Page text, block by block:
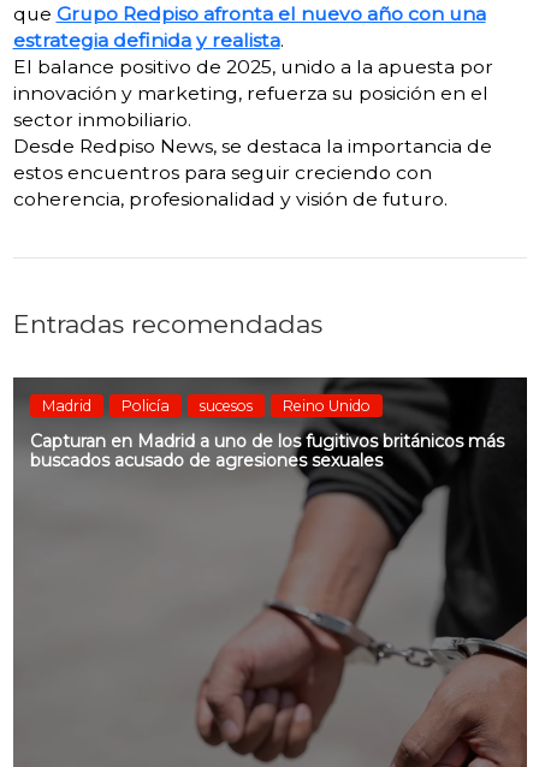
que Grupo Redpiso afronta el nuevo año con una
estrategia definida y realista.
El balance positivo de 2025, unido a la apuesta por
innovación y marketing, refuerza su posición en el
sector inmobiliario.
Desde Redpiso News, se destaca la importancia de
estos encuentros para seguir creciendo con
coherencia, profesionalidad y visión de futuro.
Entradas recomendadas
Madrid Policía sucesos Reino Unido
Capturan en Madrid a uno de los fugitivos británicos más
buscados acusado de agresiones sexuales